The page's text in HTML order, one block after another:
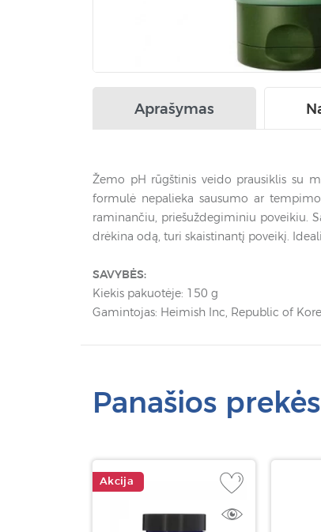
Aprašymas
Žemo pH rūgštinis veido prausiklis su
formulė nepalieka sausumo ar
raminančiu, priešuždegiminiu poveikiu.
drėkina odą, turi skaistinantį poveikį.
SAVYBĖS:
Kiekis pakuotėje: 150 g
Gamintojas: Heimish Inc, Republic of
Panašios prekės
Akcija